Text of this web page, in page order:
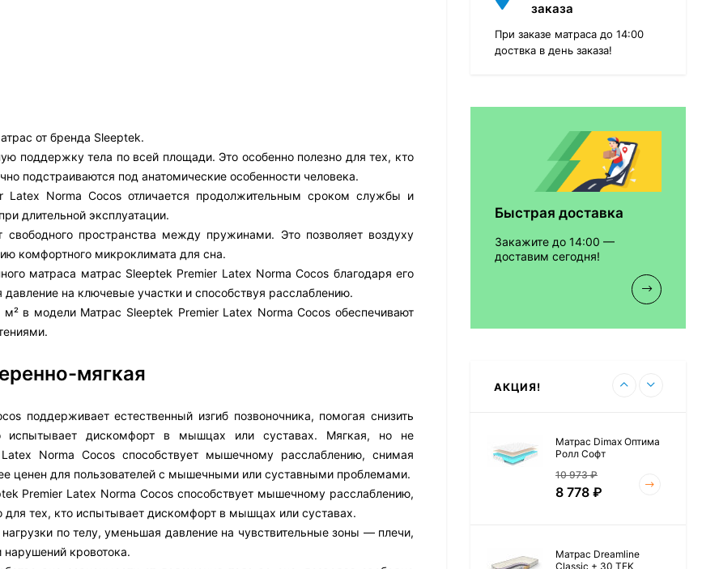
от бренда Sleeptek.
поддержку тела по всей площади. Это особенно полезно для тех, кто
подстраиваются под анатомические особенности человека.
Latex Norma Cocos отличается продолжительным сроком службы и
длительной эксплуатации.
пространства между пружинами. Это позволяет воздуху
комфортного микроклимата для сна.
матраса матрас Sleeptek Premier Latex Norma Cocos благодаря его
на ключевые участки и способствуя расслаблению.
в модели Матрас Sleeptek Premier Latex Norma Cocos обеспечивают
мягкая
поддерживает естественный изгиб позвоночника, помогая снизить
дискомфорт в мышцах или суставах. Мягкая, но не
Norma Cocos способствует мышечному расслаблению, снимая
ценен для пользователей с мышечными или суставными проблемами.
Premier Latex Norma Cocos способствует мышечному расслаблению,
тех, кто испытывает дискомфорт в мышцах или суставах.
по телу, уменьшая давление на чувствительные зоны — плечи,
кровотока.
заказа
При заказе матраса до 14:00
доствка в день заказа!
Быстрая доставка
Закажите до 14:00 —
доставим сегодня!
АКЦИЯ!
12 468₽
9 351
Матрас Vitaflex Foam
7 692₽
Матрас Vitaflex Foam
Матрас Dimax Оптима
Ролл Софт
10 973₽
8 778 ₽
Матрас Dreamline
Classic + 30 TFK